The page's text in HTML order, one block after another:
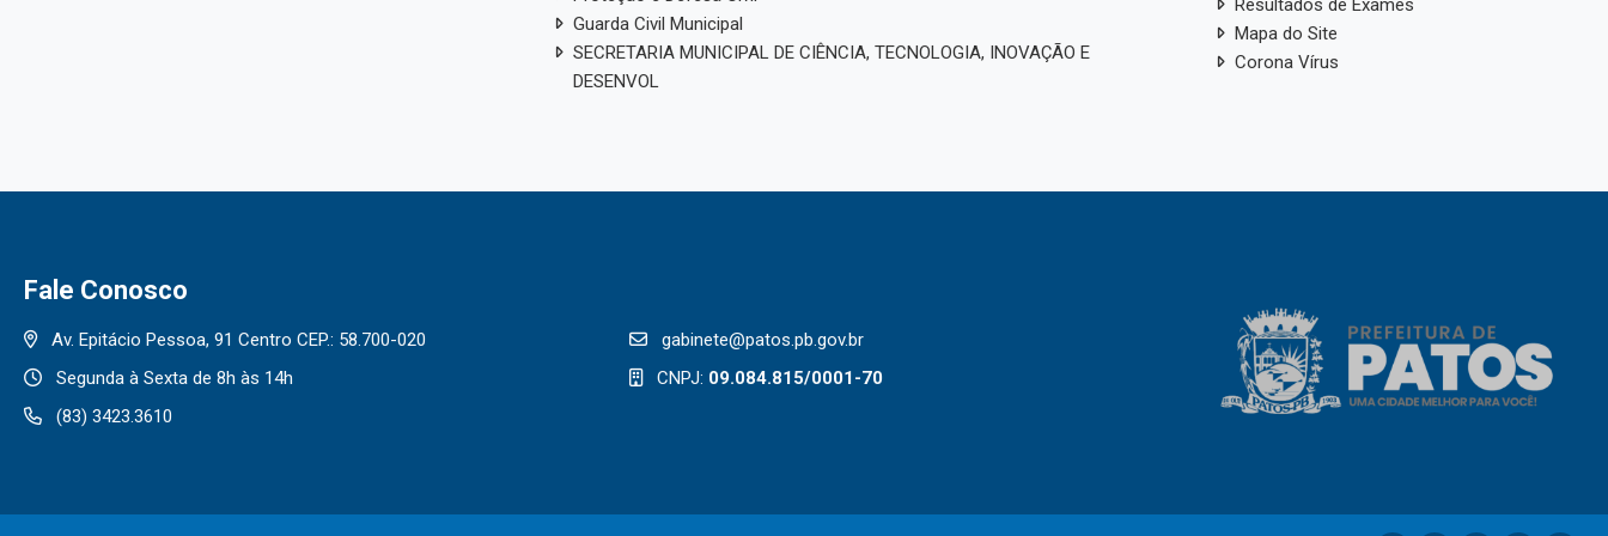
Guarda Civil Municipal
SECRETARIA MUNICIPAL DE CIÊNCIA, TECNOLOGIA, INOVAÇÃO E
DESENVOL
Resultados de Exames
Mapa do Site
Corona Vírus
Fale Conosco
Av. Epitácio Pessoa, 91 Centro CEP.: 58.700-020
Segunda à Sexta de 8h às 14h
(83) 3423.3610
gabinete@patos.pb.gov.br
CNPJ: 09.084.815/0001-70